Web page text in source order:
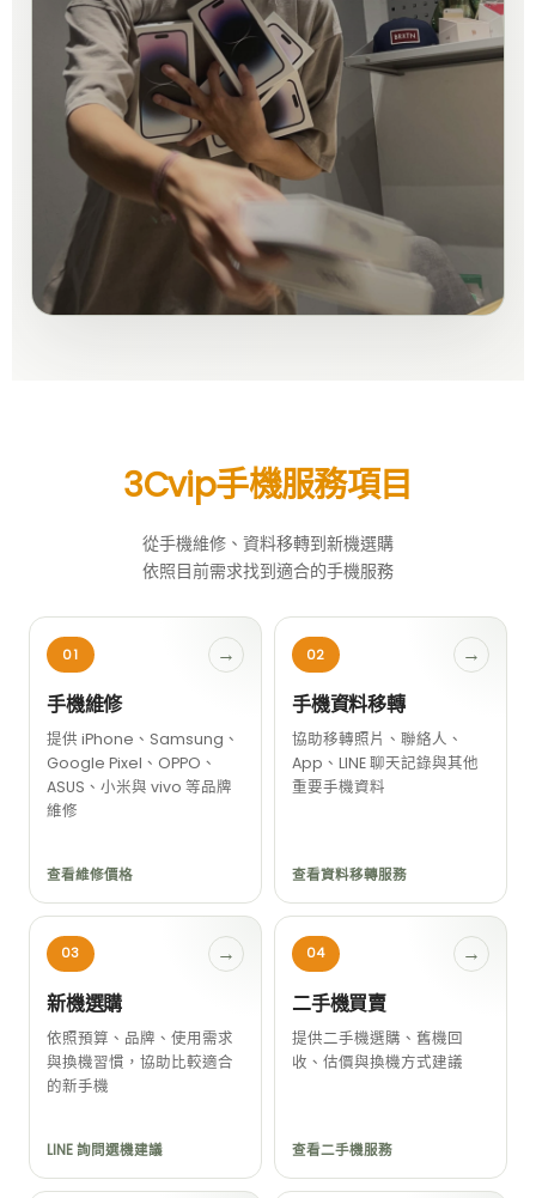
3Cvip手機服務項目
從手機維修、資料移轉到新機選購
依照目前需求找到適合的手機服務
01
→
手機維修
提供 iPhone、Samsung、
Google Pixel、OPPO、
ASUS、小米與 vivo 等品牌
維修
查看維修價格
02
→
手機資料移轉
協助移轉照片、聯絡人、
App、LINE 聊天記錄與其他
重要手機資料
查看資料移轉服務
03
→
新機選購
依照預算、品牌、使用需求
與換機習慣，協助比較適合
的新手機
LINE 詢問選機建議
04
→
二手機買賣
提供二手機選購、舊機回
收、估價與換機方式建議
查看二手機服務